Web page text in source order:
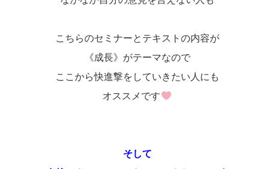
こちらのセミナーとテキストの内容が
《成長》がテーマなので
ここから快進撃をしていきたい人にも
オススメです
そして